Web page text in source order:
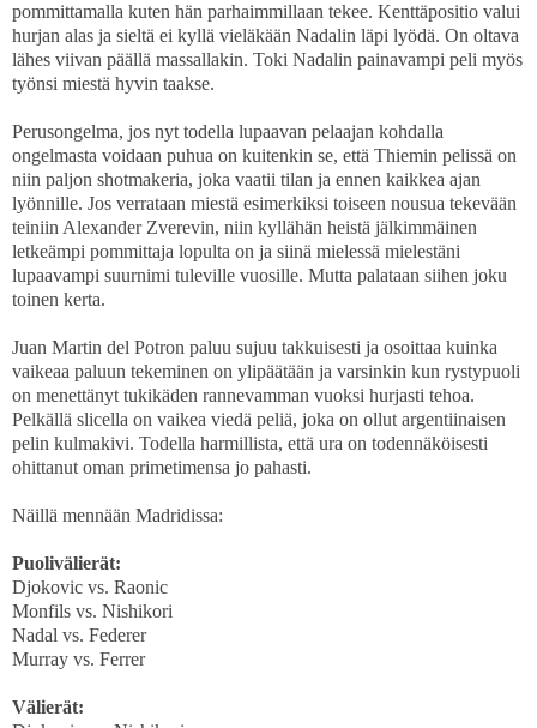
pommittamalla kuten hän parhaimmillaan tekee. Kenttäpositio valui
hurjan alas ja sieltä ei kyllä vieläkään Nadalin läpi lyödä. On oltava
lähes viivan päällä massallakin. Toki Nadalin painavampi peli myös
työnsi miestä hyvin taakse.
Perusongelma, jos nyt todella lupaavan pelaajan kohdalla
ongelmasta voidaan puhua on kuitenkin se, että Thiemin pelissä on
niin paljon shotmakeria, joka vaatii tilan ja ennen kaikkea ajan
lyönnille. Jos verrataan miestä esimerkiksi toiseen nousua tekevään
teiniin Alexander Zverevin, niin kyllähän heistä jälkimmäinen
letkeämpi pommittaja lopulta on ja siinä mielessä mielestäni
lupaavampi suurnimi tuleville vuosille. Mutta palataan siihen joku
toinen kerta.
Juan Martin del Potron paluu sujuu takkuisesti ja osoittaa kuinka
vaikeaa paluun tekeminen on ylipäätään ja varsinkin kun rystypuoli
on menettänyt tukikäden rannevamman vuoksi hurjasti tehoa.
Pelkällä slicella on vaikea viedä peliä, joka on ollut argentiinaisen
pelin kulmakivi. Todella harmillista, että ura on todennäköisesti
ohittanut oman primetimensa jo pahasti.
Näillä mennään Madridissa:
Puolivälierät:
Djokovic vs. Raonic
Monfils vs. Nishikori
Nadal vs. Federer
Murray vs. Ferrer
Välierät: